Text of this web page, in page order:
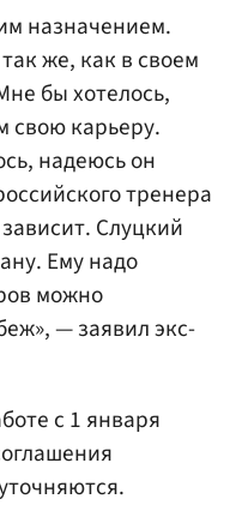
назначением.
же, как в своем
бы хотелось,
свою карьеру.
надеюсь он
тренера
Слуцкий
Ему надо
можно
— заявил экс-
с 1 января